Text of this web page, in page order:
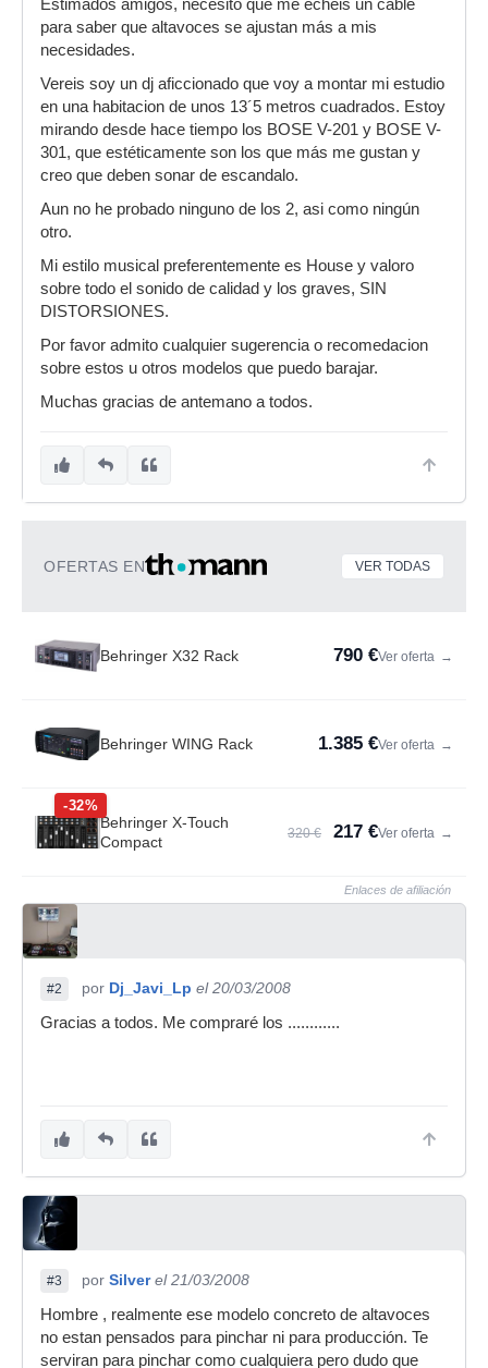
Estimados amigos, necesito que me echeis un cable
para saber que altavoces se ajustan más a mis
necesidades.
Vereis soy un dj aficcionado que voy a montar mi estudio
en una habitacion de unos 13´5 metros cuadrados. Estoy
mirando desde hace tiempo los BOSE V-201 y BOSE V-
301, que estéticamente son los que más me gustan y
creo que deben sonar de escandalo.
Aun no he probado ninguno de los 2, asi como ningún
otro.
Mi estilo musical preferentemente es House y valoro
sobre todo el sonido de calidad y los graves, SIN
DISTORSIONES.
Por favor admito cualquier sugerencia o recomedacion
sobre estos u otros modelos que puedo barajar.
Muchas gracias de antemano a todos.
OFERTAS EN VER TODAS
Behringer X32 Rack 790 €Ver oferta →
Behringer WING Rack 1.385 €Ver oferta →
-32%
Behringer X-Touch
Compact
320 € 217 €Ver oferta →
Enlaces de afiliación
#2 por Dj_Javi_Lp el 20/03/2008
Gracias a todos. Me compraré los ............
#3 por Silver el 21/03/2008
Hombre , realmente ese modelo concreto de altavoces
no estan pensados para pinchar ni para producción. Te
serviran para pinchar como cualquiera pero dudo que